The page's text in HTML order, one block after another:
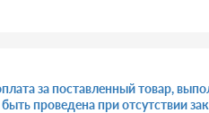
за поставленный товар,
проведена при отсутствии